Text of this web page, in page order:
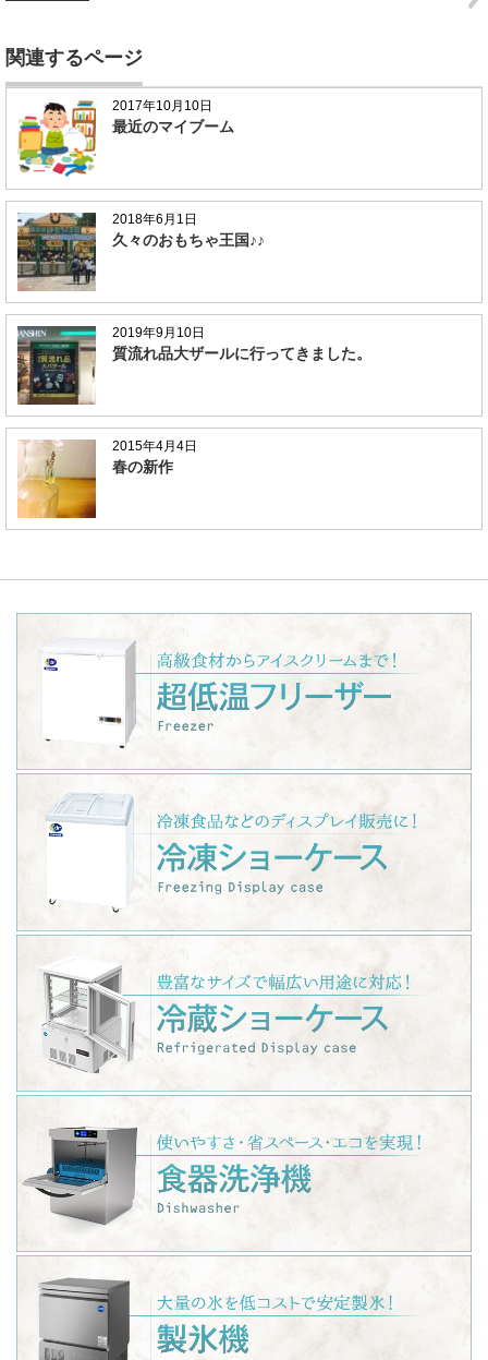
関連するページ
2017年10月10日
最近のマイブーム
2018年6月1日
久々のおもちゃ王国♪♪
2019年9月10日
質流れ品大ザールに行ってきました。
2015年4月4日
春の新作